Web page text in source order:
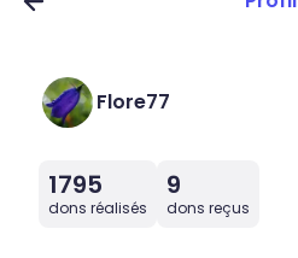
Flore77
1795
dons réalisés
9
dons reçus